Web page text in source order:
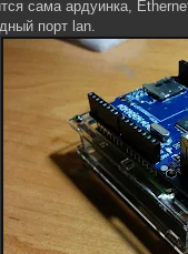
сама ардуинка,
порт lan.